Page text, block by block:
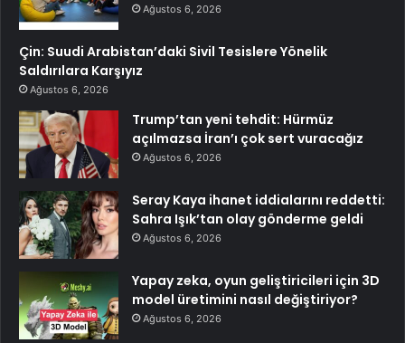
Ağustos 6, 2026
Çin: Suudi Arabistan’daki Sivil Tesislere Yönelik
Saldırılara Karşıyız
Ağustos 6, 2026
Trump’tan yeni tehdit: Hürmüz
açılmazsa İran’ı çok sert vuracağız
Ağustos 6, 2026
Seray Kaya ihanet iddialarını reddetti:
Sahra Işık’tan olay gönderme geldi
Ağustos 6, 2026
Yapay zeka, oyun geliştiricileri için 3D
model üretimini nasıl değiştiriyor?
Ağustos 6, 2026